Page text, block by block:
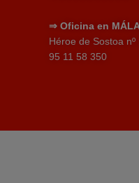
⇒ Oficina en
Héroe de Sostoa
95 11 58 350